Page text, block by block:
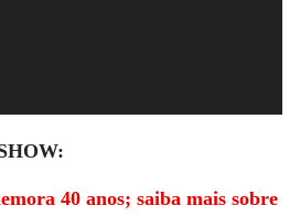
40 anos; saiba mais sobre